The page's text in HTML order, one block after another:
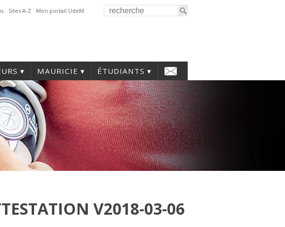
Sites A-Z Mon portail UdeM
MAURICIE ÉTUDIANTS
V2018-03-06